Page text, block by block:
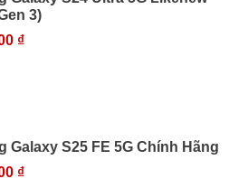
3)
₫
Galaxy S25 FE 5G Chính Hãng
₫